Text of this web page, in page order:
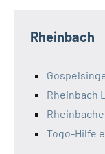
Rheinbach
Rheinbach
Togo-Hilfe